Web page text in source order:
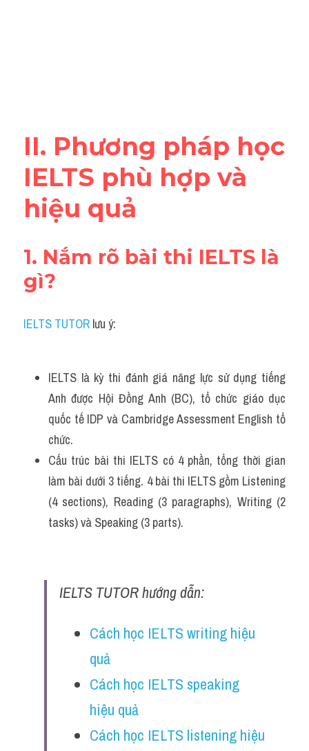
II. Phương pháp học
IELTS phù hợp và
hiệu quả
1. Nắm rõ bài thi IELTS là
gì?
IELTS TUTOR lưu ý:
IELTS là kỳ thi đánh giá năng lực sử dụng tiếng
Anh được Hội Đồng Anh (BC), tổ chức giáo dục
quốc tế IDP và Cambridge Assessment English tổ
chức.
Cấu trúc bài thi IELTS có 4 phần, tổng thời gian
làm bài dưới 3 tiếng. 4 bài thi IELTS gồm Listening
(4 sections), Reading (3 paragraphs), Writing (2
tasks) và Speaking (3 parts).
IELTS TUTOR hướng dẫn:
Cách học IELTS writing hiệu
quả
Cách học IELTS speaking
hiệu quả
Cách học IELTS listening hiệu